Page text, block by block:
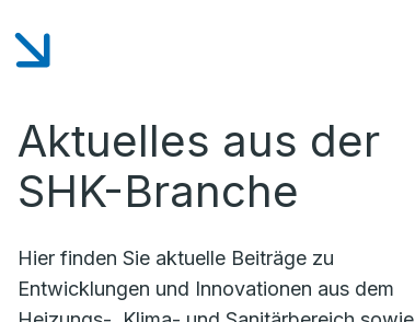
Aktuelles aus der
SHK-Branche
Hier finden Sie aktuelle Beiträge zu
Entwicklungen und Innovationen aus dem